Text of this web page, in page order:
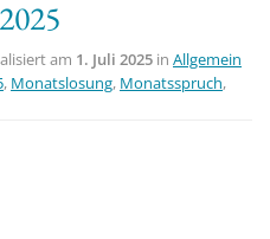
am 1. Juli 2025 in Allgemein
, Monatslosung, Monatsspruch,